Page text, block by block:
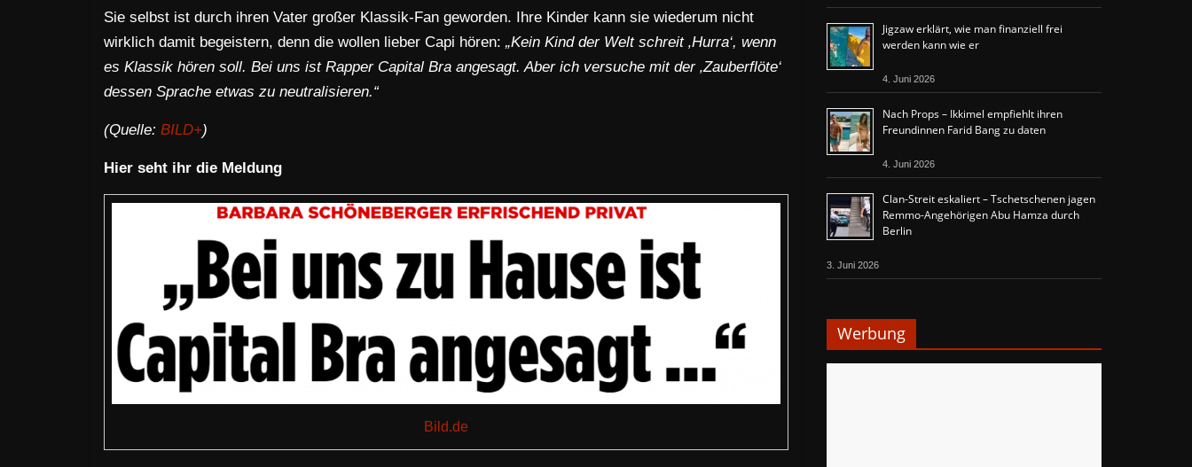
Sie selbst ist durch ihren Vater großer Klassik-Fan geworden. Ihre Kinder kann sie wiederum nicht
wirklich damit begeistern, denn die wollen lieber Capi hören: „Kein Kind der Welt schreit ‚Hurra‘, wenn
es Klassik hören soll. Bei uns ist Rapper Capital Bra angesagt. Aber ich versuche mit der ‚Zauberflöte‘
dessen Sprache etwas zu neutralisieren.“
(Quelle: BILD+)
Hier seht ihr die Meldung
Bild.de
Jigzaw erklärt, wie man finanziell frei
werden kann wie er
4. Juni 2026
Nach Props – Ikkimel empfiehlt ihren
Freundinnen Farid Bang zu daten
4. Juni 2026
Clan-Streit eskaliert – Tschetschenen jagen
Remmo-Angehörigen Abu Hamza durch
Berlin
3. Juni 2026
Werbung